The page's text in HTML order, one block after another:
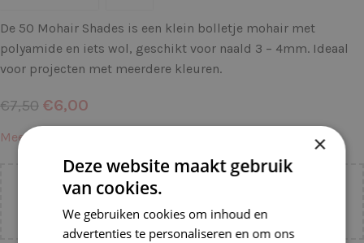
De 50 Mohair Shades is een klein bolletje mohair met
polyamide en iets wol, geschikt voor naald 3 – 4mm. Ideaal
voor projecten met meerdere kleuren.
€7,50 €6,00
Meer informatie →
Voeg nog€55,00toe voor
×
Deze website maakt gebruik
van cookies.
We gebruiken cookies om inhoud en
advertenties te personaliseren en om ons